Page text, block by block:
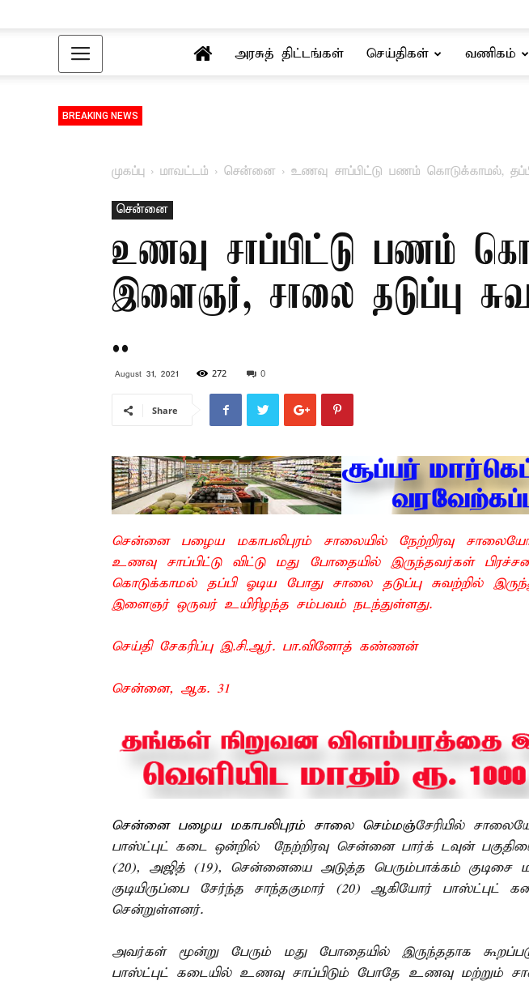
அரசுத் திட்டங்கள் செய்திகள் வணிகம்
BREAKING NEWS
முகப்பு மாவட்டம் சென்னை உணவு சாப்பிட்டு பணம் கொடுக்காமல்,
சென்னை
உணவு சாப்பிட்டு பணம்
இளைஞர், சாலை தடுப்பு
..
August 31, 2021 272 0
Share
சென்னை பழைய மகாபலிபுரம் சாலையில் நேற்றிரவு
உணவு சாப்பிட்டு விட்டு மது போதையில் இருந்தவர்கள்
கொடுக்காமல் தப்பி ஓடிய போது சாலை தடுப்பு சுவற்றில்
இளைஞர் ஒருவர் உயிரிழந்த சம்பவம் நடந்துள்ளது.
செய்தி சேகரிப்பு இ.சி.ஆர். பா.வினோத் கண்ணன்
சென்னை, ஆக. 31 –
சென்னை பழைய மகாபலிபுரம் சாலை செம்மஞ்சேரியில்
பாஸ்ட்புட் கடை ஒன்றில் நேற்றிரவு சென்னை பார்க் டவுன்
(20), அஜித் (19), சென்னையை அடுத்த பெரும்பாக்கம் குடிசை
குடியிருப்பை சேர்ந்த சாந்தகுமார் (20) ஆகியோர் பாஸ்ட்புட்
சென்றுள்ளனர்.
அவர்கள் மூன்று பேரும் மது போதையில் இருந்ததாக
பாஸ்ட்புட் கடையில் உணவு சாப்பிடும் போதே உணவு மற்றும்